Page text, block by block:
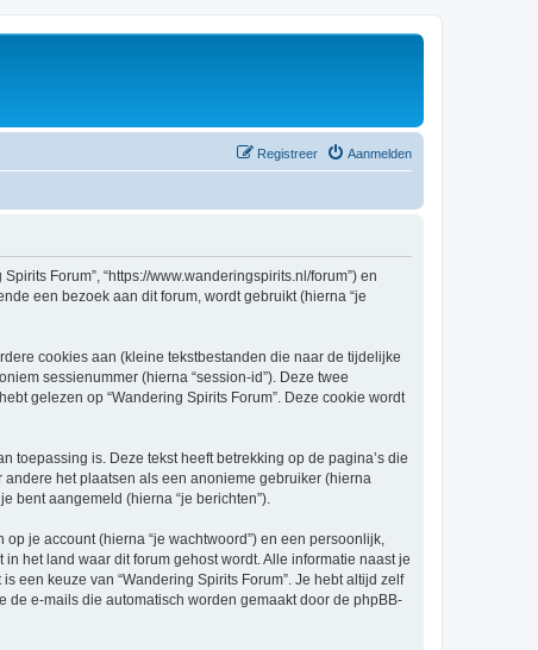
Aanmelden
Registreer
Forum”, “https://www.wanderingspirits.nl/forum”) en
een bezoek aan dit forum, wordt gebruikt (hierna “je
cookies aan (kleine tekstbestanden die naar de tijdelijke
sessienummer (hierna “session-id”). Deze twee
gelezen op “Wandering Spirits Forum”. Deze cookie wordt
toepassing is. Deze tekst heeft betrekking op de pagina’s die
het plaatsen als een anonieme gebruiker (hierna
bent aangemeld (hierna “je berichten”).
je account (hierna “je wachtwoord”) en een persoonlijk,
het land waar dit forum gehost wordt. Alle informatie naast je
een keuze van “Wandering Spirits Forum”. Je hebt altijd zelf
e-mails die automatisch worden gemaakt door de phpBB-